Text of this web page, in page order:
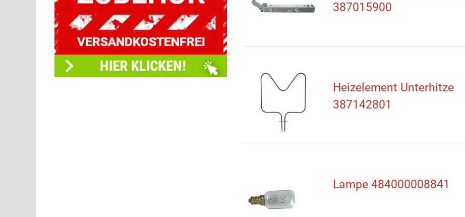
387015900
Heizelement Unterhitze
387142801
Lampe 484000008841